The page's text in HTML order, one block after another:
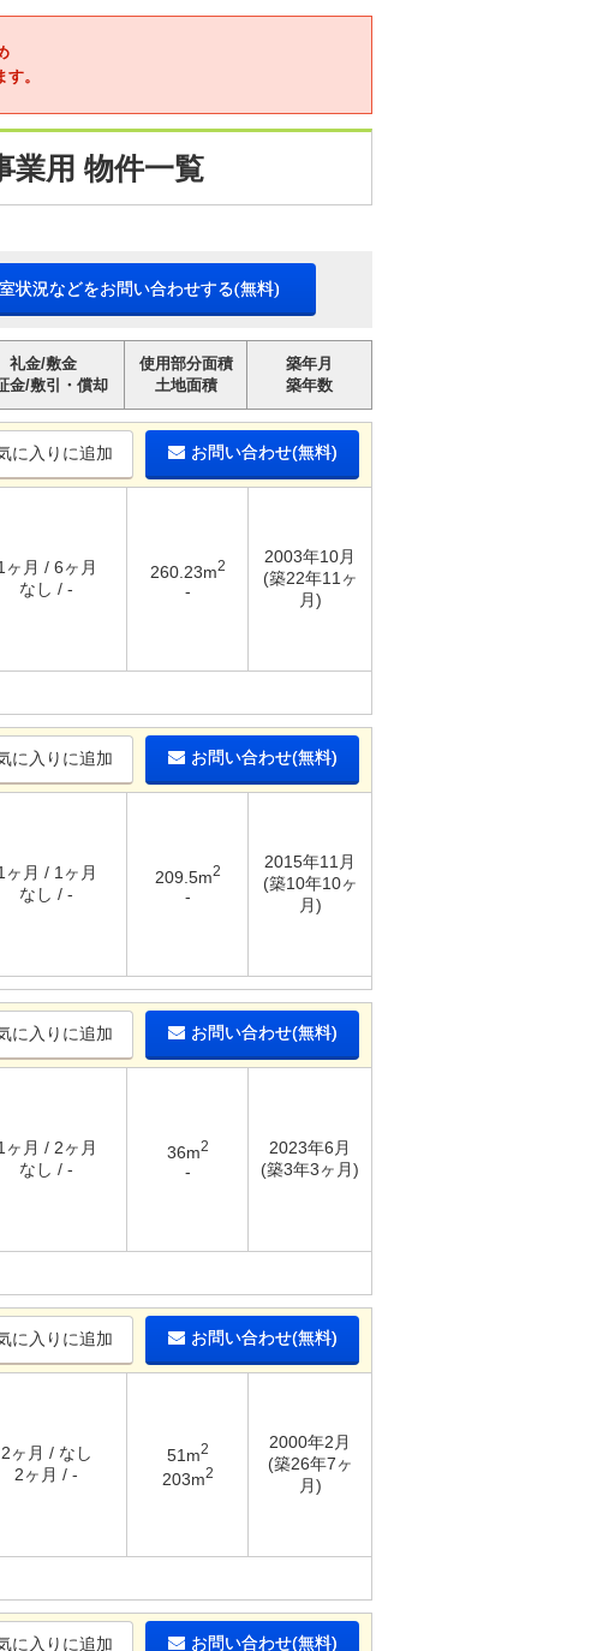
。
業用 物件一覧
状況などをお問い合わせする(無料)
礼金/敷金
金/敷引・償却
使用部分面積
土地面積
築年月
築年数
に入りに追加 お問い合わせ(無料)
ヶ月 / 6ヶ月
なし / -
260.23m2
-
2003年10月
(築22年11ヶ
月)
に入りに追加 お問い合わせ(無料)
ヶ月 / 1ヶ月
なし / -
209.5m2
-
2015年11月
(築10年10ヶ
月)
に入りに追加 お問い合わせ(無料)
ヶ月 / 2ヶ月
なし / -
36m2
-
2023年6月
(築3年3ヶ月)
に入りに追加 お問い合わせ(無料)
2ヶ月 / なし
2ヶ月 / -
51m2
203m2
2000年2月
(築26年7ヶ
月)
に入りに追加 お問い合わせ(無料)